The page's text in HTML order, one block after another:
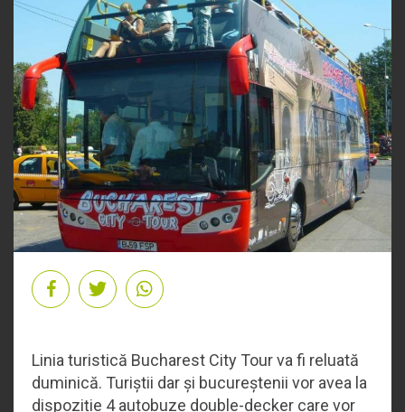
Linia turistică Bucharest City Tour va fi reluată
duminică. Turiștii dar și bucureștenii vor avea la
dispoziție 4 autobuze double-decker care vor